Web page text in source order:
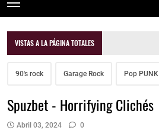
VISTAS A LA PÁGINA TOTALES
90's rock Garage Rock Pop PUNK
Spuzbet - Horrifying Clichés
Abril 03, 2024 0